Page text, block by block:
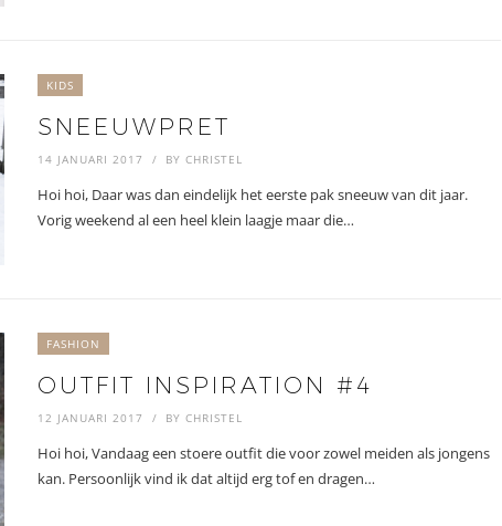
KIDS
SNEEUWPRET
14 JANUARI 2017 BY CHRISTEL
Hoi hoi, Daar was dan eindelijk het eerste pak sneeuw van dit jaar.
Vorig weekend al een heel klein laagje maar die…
FASHION
OUTFIT INSPIRATION #4
12 JANUARI 2017 BY CHRISTEL
Hoi hoi, Vandaag een stoere outfit die voor zowel meiden als jongens
kan. Persoonlijk vind ik dat altijd erg tof en dragen…